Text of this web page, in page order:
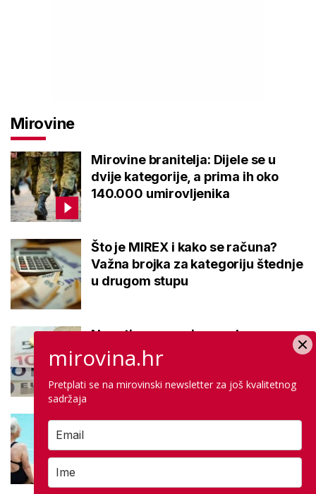
Mirovine
Mirovine branitelja: Dijele se u
dvije kategorije, a prima ih oko
140.000 umirovljenika
Što je MIREX i kako se računa?
Važna brojka za kategoriju štednje
u drugom stupu
Negativna promjena u drugom
stupu: Srpanjski prinosi većine
fondova otišli u minus
Kupanje u ovom gradu i sutra
ohladiti tijekom toplinskog vala
mirovina.hr
Pretplati se na mirovinski newsletter za još kvalitetnog
sadržaja